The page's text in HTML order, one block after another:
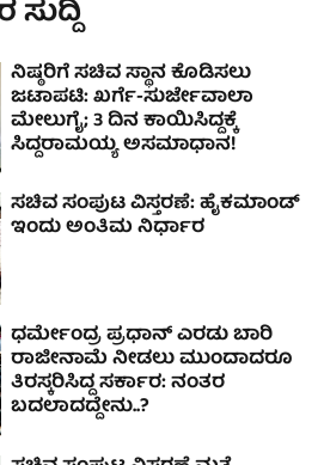
ನಿಷ್ಠರಿಗೆ ಸಚಿವ ಸ್ಥಾನ ಕೊಡಿಸಲು
ಜಟಾಪಟಿ: ಖರ್ಗೆ-ಸುರ್ಜೇವಾಲಾ
ಮೇಲುಗೈ; 3 ದಿನ ಕಾಯಿಸಿದ್ದಕ್ಕೆ
ಸಿದ್ದರಾಮಯ್ಯ ಅಸಮಾಧಾನ!
ಸಚಿವ ಸಂಪುಟ ವಿಸ್ತರಣೆ: ಹೈಕಮಾಂಡ್
ಇಂದು ಅಂತಿಮ ನಿರ್ಧಾರ
ಧರ್ಮೇಂದ್ರ ಪ್ರಧಾನ್ ಎರಡು ಬಾರಿ
ರಾಜೀನಾಮೆ ನೀಡಲು ಮುಂದಾದರೂ
ತಿರಸ್ಕರಿಸಿದ್ದ ಸರ್ಕಾರ: ನಂತರ
ಬದಲಾದದ್ದೇನು..?